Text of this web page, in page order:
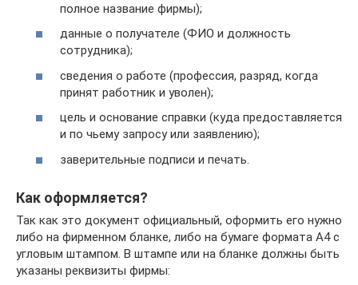
полное название фирмы);
данные о получателе (ФИО и должность
сотрудника);
сведения о работе (профессия, разряд, когда
принят работник и уволен);
цель и основание справки (куда предоставляется
и по чьему запросу или заявлению);
заверительные подписи и печать.
Как оформляется?
Так как это документ официальный, оформить его нужно
либо на фирменном бланке, либо на бумаге формата А4 с
угловым штампом. В штампе или на бланке должны быть
указаны реквизиты фирмы: